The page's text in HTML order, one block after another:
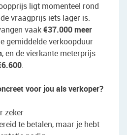
ligt momenteel rond
vraagprijs iets lager is.
vaak€37.000 meer
gemiddelde verkoopduur
, en de vierkante meterprijs
.
voor jou als verkoper?
zeker
te betalen, maar je hebt